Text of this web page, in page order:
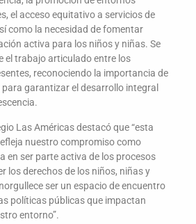
el acceso equitativo a servicios de
como la necesidad de fomentar
activa para los niños y niñas. Se
el trabajo articulado entre los
reconociendo la importancia de
garantizar el desarrollo integral
Las Américas destacó que “esta
nuestro compromiso como
en ser parte activa de los procesos
los derechos de los niños, niñas y
ser un espacio de encuentro
políticas públicas que impactan
entorno”.